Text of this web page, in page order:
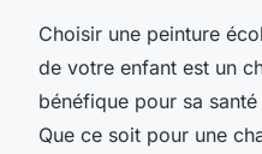
Choisir une peinture
de votre enfant est un
bénéfique pour sa
Que ce soit pour une